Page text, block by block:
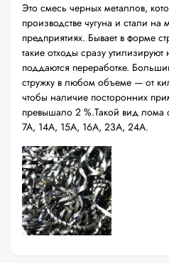
Это смесь черных металлов,
производстве чугуна и стали
предприятиях. Бывает в форме
такие отходы сразу
поддаются переработке.
стружку в любом объеме — от
чтобы наличие посторонних
превышало 2 %.Такой вид лома
7А, 14А, 15А, 16А, 23А, 24А.